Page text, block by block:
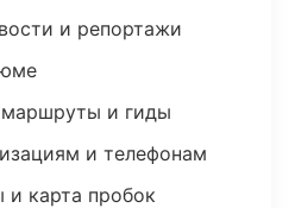
и репортажи
маршруты и гиды
и телефонам
и карта пробок